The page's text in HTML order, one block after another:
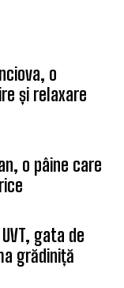
o
și relaxare
o pâine care
gata de
grădiniță